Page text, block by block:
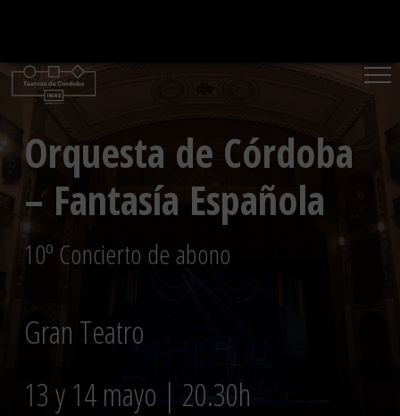
contenido
Orquesta de Córdoba
– Fantasía Española
10º Concierto de abono
Gran Teatro
13 y 14 mayo | 20.30h